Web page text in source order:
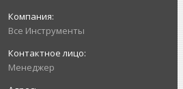
Все Инструменты
Менеджер